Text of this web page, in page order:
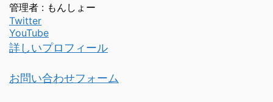
管理者 : もんしょー
Twitter
YouTube
詳しいプロフィール
お問い合わせフォーム